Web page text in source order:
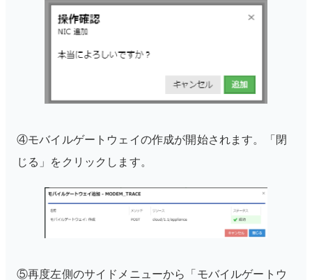
④モバイルゲートウェイの作成が開始されます。「閉
じる」をクリックします。
⑤再度左側のサイドメニューから「モバイルゲートウ